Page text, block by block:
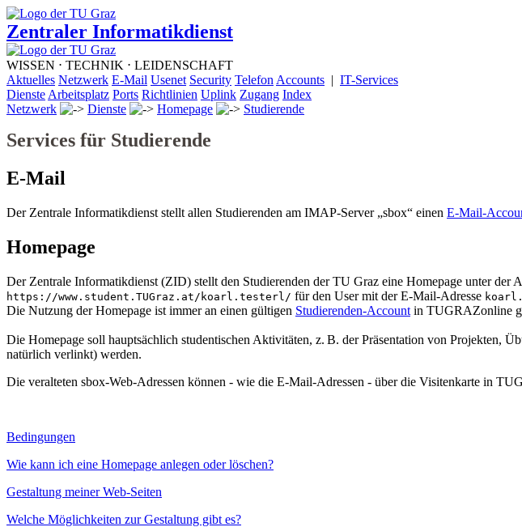
Zentraler Informatikdienst
WISSEN ⋅ TECHNIK ⋅ LEIDENSCHAFT
Aktuelles Netzwerk E-Mail Usenet Security Telefon Accounts | IT-Services
Dienste Arbeitsplatz Ports Richtlinien Uplink Zugang Index
Netzwerk
Dienste Homepage Studierende
Services für Studierende
E-Mail
Der Zentrale Informatikdienst stellt allen Studierenden am IMAP-Server „sbox“ einen E-Mail-
Homepage
Der Zentrale Informatikdienst (ZID) stellt den Studierenden der TU Graz eine Homepage unter der
https://www.student.TUGraz.at/koarl.testerl/ für den User mit der E-Mail-Adresse
Die Nutzung der Homepage ist immer an einen gültigen Studierenden-Account in TUGRAZonline
Die Homepage soll hauptsächlich studentischen Aktivitäten, z. B. der Präsentation von Projekten,
natürlich verlinkt) werden.
Die veralteten sbox-Web-Adressen können - wie die E-Mail-Adressen - über die Visitenkarte in
Bedingungen
Wie kann ich eine Homepage anlegen oder löschen?
Gestaltung meiner Web-Seiten
Welche Möglichkeiten zur Gestaltung gibt es?